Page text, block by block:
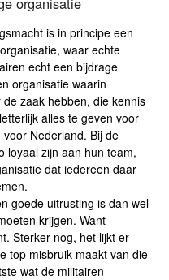
is in principe een
waar echte
echt een bijdrage
organisatie waarin
zaak hebben, die kennis
alles te geven voor
Nederland. Bij de
loyaal zijn aan hun team,
dat iedereen daar
goede uitrusting is dan wel
krijgen. Want
Sterker nog, het lijkt er
top misbruik maakt van die
wat de militairen